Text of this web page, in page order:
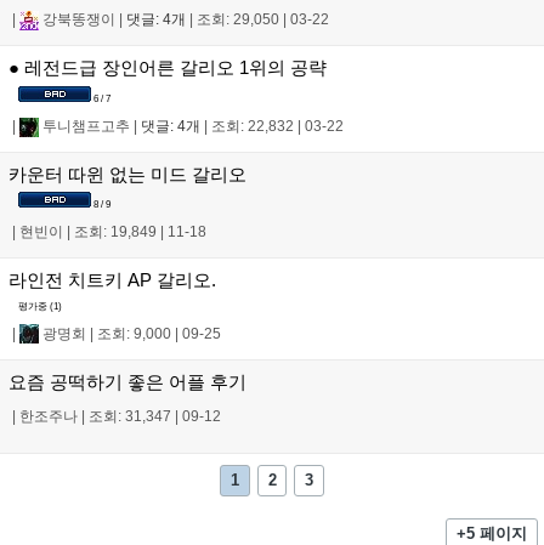
강북똥쟁이 댓글: 4개 조회: 29,050 03-22
● 레전드급 장인어른 갈리오 1위의 공략
6 / 7
| 투니챔프고추 | 댓글: 4개 | 조회: 22,832 | 03-22
카운터 따윈 없는 미드 갈리오
8 / 9
현빈이 조회: 19,849 11-18
라인전 치트키 AP 갈리오.
평가중 (1)
| 광명회 | 조회: 9,000 | 09-25
요즘 공떡하기 좋은 어플 후기
| 한조주나 | 조회: 31,347 | 09-12
1 2 3
+5 페이지